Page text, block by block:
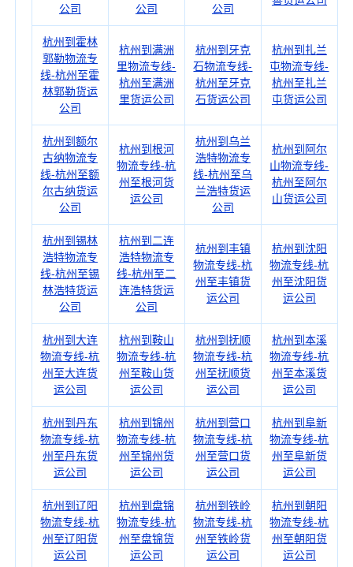
公司
公司
公司
杭州到霍林
郭勒物流专
线-杭州至霍
林郭勒货运
公司
杭州到满洲
里物流专线-
杭州至满洲
里货运公司
杭州到牙克
石物流专线-
杭州至牙克
石货运公司
杭州到扎兰
屯物流专线-
杭州至扎兰
屯货运公司
杭州到额尔
古纳物流专
线-杭州至额
尔古纳货运
公司
杭州到根河
物流专线-杭
州至根河货
运公司
杭州到乌兰
浩特物流专
线-杭州至乌
兰浩特货运
公司
杭州到阿尔
山物流专线-
杭州至阿尔
山货运公司
杭州到锡林
浩特物流专
线-杭州至锡
林浩特货运
公司
杭州到二连
浩特物流专
线-杭州至二
连浩特货运
公司
杭州到丰镇
物流专线-杭
州至丰镇货
运公司
杭州到沈阳
物流专线-杭
州至沈阳货
运公司
杭州到大连
物流专线-杭
州至大连货
运公司
杭州到鞍山
物流专线-杭
州至鞍山货
运公司
杭州到抚顺
物流专线-杭
州至抚顺货
运公司
杭州到本溪
物流专线-杭
州至本溪货
运公司
杭州到丹东
物流专线-杭
州至丹东货
运公司
杭州到锦州
物流专线-杭
州至锦州货
运公司
杭州到营口
物流专线-杭
州至营口货
运公司
杭州到阜新
物流专线-杭
州至阜新货
运公司
杭州到辽阳
物流专线-杭
州至辽阳货
运公司
杭州到盘锦
物流专线-杭
州至盘锦货
运公司
杭州到铁岭
物流专线-杭
州至铁岭货
运公司
杭州到朝阳
物流专线-杭
州至朝阳货
运公司